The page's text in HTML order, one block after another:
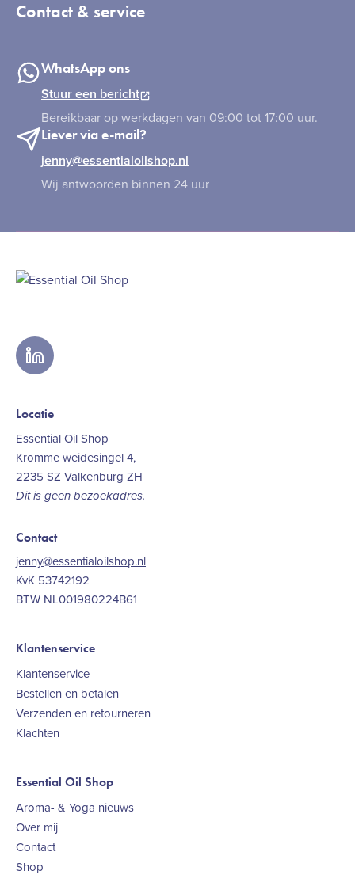
Contact & service
WhatsApp ons
Stuur een bericht
Bereikbaar op werkdagen van 09:00 tot 17:00 uur.
Liever via e-mail?
jenny@essentialoilshop.nl
Wij antwoorden binnen 24 uur
linkedin
Locatie
Essential Oil Shop
Kromme weidesingel 4,
2235 SZ Valkenburg ZH
Dit is geen bezoekadres.
Contact
jenny@essentialoilshop.nl
KvK 53742192
BTW NL001980224B61
Klantenservice
Klantenservice
Bestellen en betalen
Verzenden en retourneren
Klachten
Essential Oil Shop
Aroma- & Yoga nieuws
Over mij
Contact
Shop